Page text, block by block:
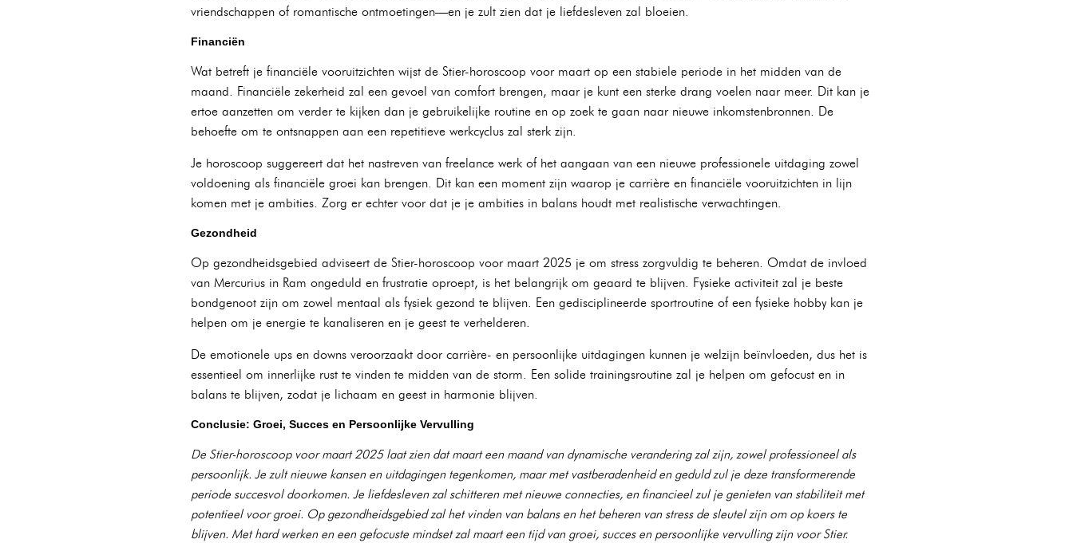
vriendschappen of romantische ontmoetingen—en je zult zien dat je liefdesleven zal bloeien.
Financiën
Wat betreft je financiële vooruitzichten wijst de Stier-horoscoop voor maart op een stabiele periode in het midden van de
maand. Financiële zekerheid zal een gevoel van comfort brengen, maar je kunt een sterke drang voelen naar meer. Dit kan je
ertoe aanzetten om verder te kijken dan je gebruikelijke routine en op zoek te gaan naar nieuwe inkomstenbronnen. De
behoefte om te ontsnappen aan een repetitieve werkcyclus zal sterk zijn.
Je horoscoop suggereert dat het nastreven van freelance werk of het aangaan van een nieuwe professionele uitdaging zowel
voldoening als financiële groei kan brengen. Dit kan een moment zijn waarop je carrière en financiële vooruitzichten in lijn
komen met je ambities. Zorg er echter voor dat je je ambities in balans houdt met realistische verwachtingen.
Gezondheid
Op gezondheidsgebied adviseert de Stier-horoscoop voor maart 2025 je om stress zorgvuldig te beheren. Omdat de invloed
van Mercurius in Ram ongeduld en frustratie oproept, is het belangrijk om geaard te blijven. Fysieke activiteit zal je beste
bondgenoot zijn om zowel mentaal als fysiek gezond te blijven. Een gedisciplineerde sportroutine of een fysieke hobby kan je
helpen om je energie te kanaliseren en je geest te verhelderen.
De emotionele ups en downs veroorzaakt door carrière- en persoonlijke uitdagingen kunnen je welzijn beïnvloeden, dus het is
essentieel om innerlijke rust te vinden te midden van de storm. Een solide trainingsroutine zal je helpen om gefocust en in
balans te blijven, zodat je lichaam en geest in harmonie blijven.
Conclusie: Groei, Succes en Persoonlijke Vervulling
De Stier-horoscoop voor maart 2025 laat zien dat maart een maand van dynamische verandering zal zijn, zowel professioneel als
persoonlijk. Je zult nieuwe kansen en uitdagingen tegenkomen, maar met vastberadenheid en geduld zul je deze transformerende
periode succesvol doorkomen. Je liefdesleven zal schitteren met nieuwe connecties, en financieel zul je genieten van stabiliteit met
potentieel voor groei. Op gezondheidsgebied zal het vinden van balans en het beheren van stress de sleutel zijn om op koers te
blijven. Met hard werken en een gefocuste mindset zal maart een tijd van groei, succes en persoonlijke vervulling zijn voor Stier.